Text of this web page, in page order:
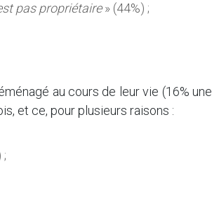
pas propriétaire» (44%) ;
au cours de leur vie (16% une
et ce, pour plusieurs raisons :